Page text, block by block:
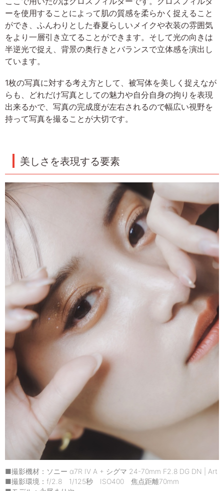
ーを使用することによって肌の質感を柔らかく捉えること
ができ、ふんわりとした春夏らしいメイクや衣装の雰囲気
をより一層引き立てることができます。そして光の向きは
半逆光で捉え、背景の奥行きとバランスで立体感を演出し
ています。
1枚の写真に対する考え方として、被写体を美しく捉えなが
らも、どれだけ写真としての魅力や自分自身の拘りを表現
出来るかで、写真の完成度が左右されるので幅広い視野を
持って写真を撮ることが大切です。
美しさを表現する要素
■撮影機材：ソニー α7R IV A + シグマ 24-70mm F2.8 DG DN | Art
■撮影環境：f/2.8 1/125秒 ISO400 焦点距離70mm